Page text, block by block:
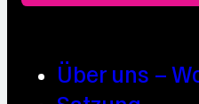
Über uns –